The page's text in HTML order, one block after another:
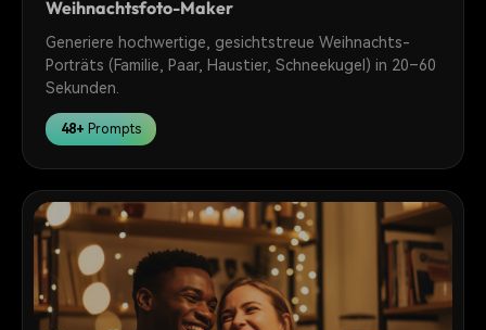
Weihnachtsfoto-Maker
Generiere hochwertige, gesichtstreue Weihnachts-
Porträts (Familie, Paar, Haustier, Schneekugel) in 20–60
Sekunden.
48+ Prompts